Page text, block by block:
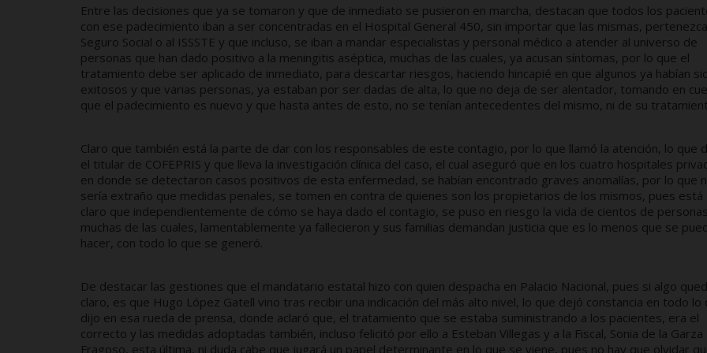
Entre las decisiones que ya se tomaron y que de inmediato se pusieron en marcha, destacan que todos los
con ese padecimiento iban a ser concentradas en el Hospital General 450, sin importar que las mismas,
Seguro Social o al ISSSTE y que incluso, se iban a mandar especialistas y personal médico a atender al universo de
personas que han dado positivo a la meningitis aséptica, muchas de las cuales, ya acusan síntomas, por lo que el
tratamiento debe ser aplicado de inmediato, para descartar riesgos, haciendo hincapié en que algunos ya habían
exitosos y que varias personas, ya estaban por ser dadas de alta, lo que no deja de ser alentador, tomando en
que el padecimiento es nuevo y que hasta antes de esto, no se tenían antecedentes del mismo, ni de su
Claro que también está la parte de dar con los responsables de este contagio, por lo que llamó la atención, lo que
el titular de COFEPRIS y que lleva la investigación clínica del caso, el cual aseguró que en los cuatro hospitales
en donde se detectaron casos positivos de esta enfermedad, se habían encontrado graves anomalías, por lo que
sería extraño que medidas penales, se tomen en contra de quienes son los propietarios de los mismos, pues está
claro que independientemente de cómo se haya dado el contagio, se puso en riesgo la vida de cientos de
muchas de las cuales, lamentablemente ya fallecieron y sus familias demandan justicia que es lo menos que se
hacer, con todo lo que se generó.
De destacar las gestiones que el mandatario estatal hizo con quien despacha en Palacio Nacional, pues si algo
claro, es que Hugo López Gatell vino tras recibir una indicación del más alto nivel, lo que dejó constancia en todo lo
dijo en esa rueda de prensa, donde aclaró que, el tratamiento que se estaba suministrando a los pacientes, era el
correcto y las medidas adoptadas también, incluso felicitó por ello a Esteban Villegas y a la Fiscal, Sonia de la Garza
Fragoso, esta última, ni duda cabe que jugará un papel determinante en lo que se viene, pues no hay que olvidar